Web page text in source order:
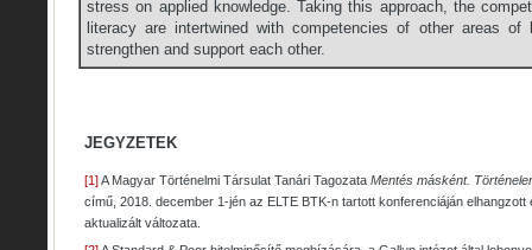
stress on applied knowledge. Taking this approach, the
literacy are intertwined with competencies of other areas of
strengthen and support each other.
JEGYZETEK
[1] A Magyar Történelmi Társulat Tanári Tagozata Mentés másként.
című, 2018. december 1-jén az ELTE BTK-n tartott konferenciáján
aktualizált változata.